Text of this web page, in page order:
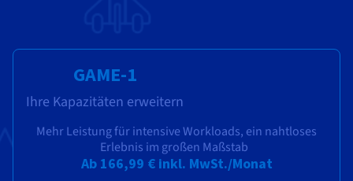
GAME-1
Ihre Kapazitäten erweitern
Mehr Leistung für intensive Workloads, ein nahtloses
Erlebnis im großen Maßstab
Ab166,99 €inkl. MwSt./Monat